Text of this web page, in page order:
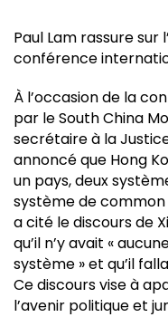
Paul Lam rassure sur
conférence
À l’occasion de la
par le South China
secrétaire à la
annoncé que Hong
un pays, deux
système de
a cité le discours de
qu’il n’y avait «
système » et qu’il
Ce discours vise à
l’avenir politique et